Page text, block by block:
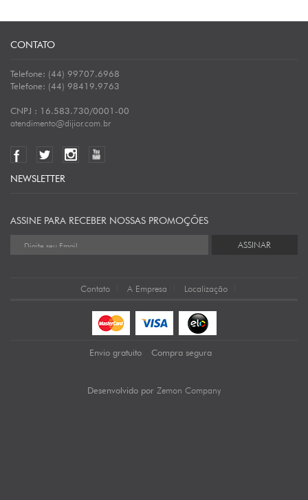
CONTATO
Telefone: (44) 99707.6968
Telefone: (44) 98419.9763
CNPJ : 16.583.730/0001-00
atendimento@dijior.com.br
NEWSLETTER
ASSINE PARA RECEBER NOSSAS PROMOÇÕES
ASSINAR
Contato A Empresa Localização
Envio gratuito Compra segura
Desenvolvido por Zemon Company